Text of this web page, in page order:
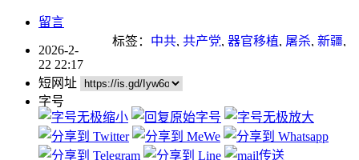
留言
标签： 中共, 共产党, 器官移植, 屠杀, 新疆,
2026-2-
22 22:17
短网址
字号